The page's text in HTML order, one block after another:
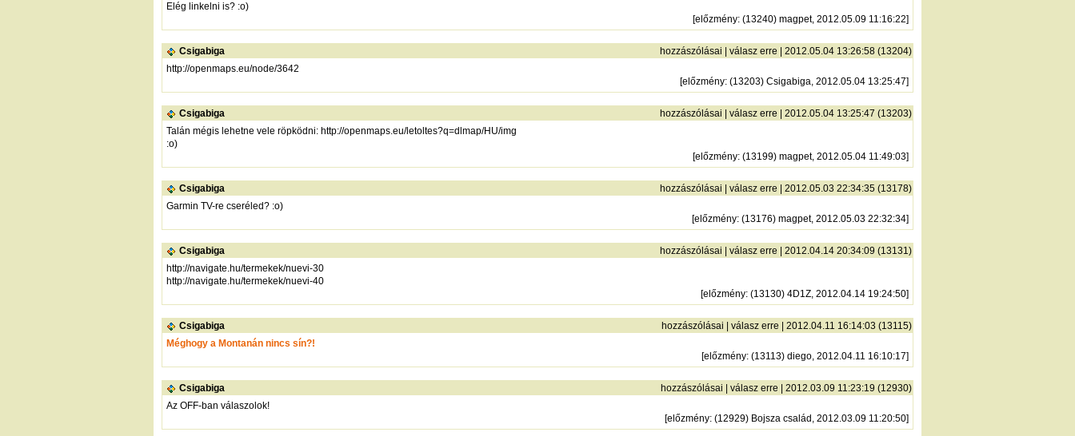
Elég linkelni is? :o)
[előzmény: (13240) magpet, 2012.05.09 11:16:22]
Csigabiga hozzászólásai válasz erre | 2012.05.04 13:26:58 (13204)
http://openmaps.eu/node/3642
[előzmény: (13203) Csigabiga, 2012.05.04 13:25:47]
Csigabiga hozzászólásai válasz erre | 2012.05.04 13:25:47 (13203)
Talán mégis lehetne vele röpködni: http://openmaps.eu/letoltes?q=dlmap/HU/img
:o)
[előzmény: (13199) magpet, 2012.05.04 11:49:03]
Csigabiga hozzászólásai válasz erre | 2012.05.03 22:34:35 (13178)
Garmin TV-re cseréled? :o)
[előzmény: (13176) magpet, 2012.05.03 22:32:34]
Csigabiga hozzászólásai válasz erre | 2012.04.14 20:34:09 (13131)
http://navigate.hu/termekek/nuevi-30
http://navigate.hu/termekek/nuevi-40
[előzmény: (13130) 4D1Z, 2012.04.14 19:24:50]
Csigabiga hozzászólásai válasz erre | 2012.04.11 16:14:03 (13115)
Méghogy a Montanán nincs sín?!
[előzmény: (13113) diego, 2012.04.11 16:10:17]
Csigabiga hozzászólásai válasz erre | 2012.03.09 11:23:19 (12930)
Az OFF-ban válaszolok!
[előzmény: (12929) Bojsza család, 2012.03.09 11:20:50]